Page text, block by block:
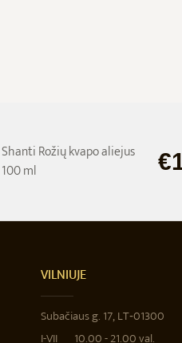
Shanti Rožių kvapo aliejus
100 ml
VILNIUJE
Subačiaus g. 17, LT‐01300
I-VII
10.00 - 21.00 val.